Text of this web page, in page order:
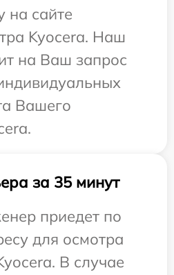
на сайте
Kyocera. Наш
на Ваш запрос
Вашего
за 35 минут
приедет по
для осмотра
В случае